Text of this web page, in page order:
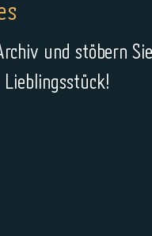
und stöbern
Lieblingsstück!